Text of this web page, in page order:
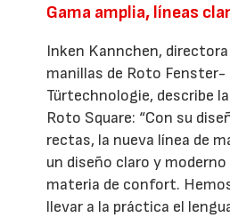
Gama amplia, líneas
Inken Kannchen,
manillas de Roto Fenster-
Türtechnologie, describe
Roto Square: “Con su
rectas, la nueva línea de
un diseño claro y
materia de confort.
llevar a la práctica el